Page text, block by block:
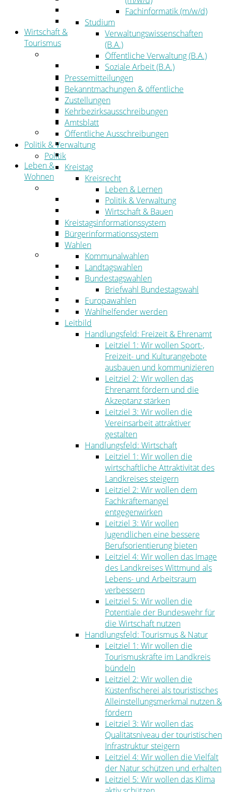
Kommunalaufsicht
Zahlen, Daten, Fakten
Wirtschaft &
Tourismus
Wirtschaftsförderung
Gewerbeflächen und Unternehmen
Arbeitgeberservice
Mobilfunk & Breitband
Straßen- und Radwegebau
Landwirtschaft
Tourismus
Freizeit und Urlaub im Landkreis
Veranstaltungen
Leben &
Wohnen
Migration
Schulen, Bildung, Sport und Kultur
Soziales
Gesundheit
Jugend, Familie und Senioren
Bauen und Planen
Abfall
Umwelt
Ordnung
Fachinformatik (m/w/d)
Studium
Verwaltungswissenschaften
(B.A.)
Öffentliche Verwaltung (B.A.)
Soziale Arbeit (B.A.)
Pressemitteilungen
Bekanntmachungen & öffentliche
Zustellungen
Kehrbezirksausschreibungen
Amtsblatt
Öffentliche Ausschreibungen
Politik & Verwaltung
Politik
Kreistag
Kreisrecht
Leben & Lernen
Politik & Verwaltung
Wirtschaft & Bauen
Kreistagsinformationssystem
Bürgerinformationssystem
Wahlen
Kommunalwahlen
Landtagswahlen
Bundestagswahlen
Briefwahl Bundestagswahl
Europawahlen
Wahlhelfender werden
Leitbild
Handlungsfeld: Freizeit & Ehrenamt
Leitziel 1: Wir wollen Sport-,
Freizeit- und Kulturangebote
ausbauen und kommunizieren
Leitziel 2: Wir wollen das
Ehrenamt fördern und die
Akzeptanz stärken
Leitziel 3: Wir wollen die
Vereinsarbeit attraktiver
gestalten
Handlungsfeld: Wirtschaft
Leitziel 1: Wir wollen die
wirtschaftliche Attraktivität des
Landkreises steigern
Leitziel 2: Wir wollen dem
Fachkräftemangel
entgegenwirken
Leitziel 3: Wir wollen
Jugendlichen eine bessere
Berufsorientierung bieten
Leitziel 4: Wir wollen das Image
des Landkreises Wittmund als
Lebens- und Arbeitsraum
verbessern
Leitziel 5: Wir wollen die
Potentiale der Bundeswehr für
die Wirtschaft nutzen
Handlungsfeld: Tourismus & Natur
Leitziel 1: Wir wollen die
Tourismuskräfte im Landkreis
bündeln
Leitziel 2: Wir wollen die
Küstenfischerei als touristisches
Alleinstellungsmerkmal nutzen &
fördern
Leitziel 3: Wir wollen das
Qualitätsniveau der touristischen
Infrastruktur steigern
Leitziel 4: Wir wollen die Vielfalt
der Natur schützen und erhalten
Leitziel 5: Wir wollen das Klima